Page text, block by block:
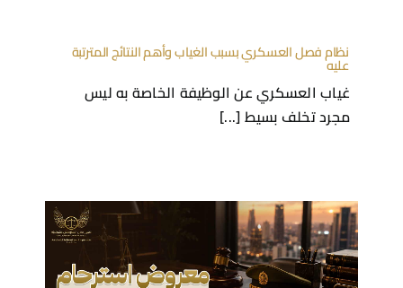
نظام فصل العسكري بسبب الغياب وأهم النتائج المترتبة
عليه
غياب العسكري عن الوظيفة الخاصة به ليس
مجرد تخلف بسيط [...]